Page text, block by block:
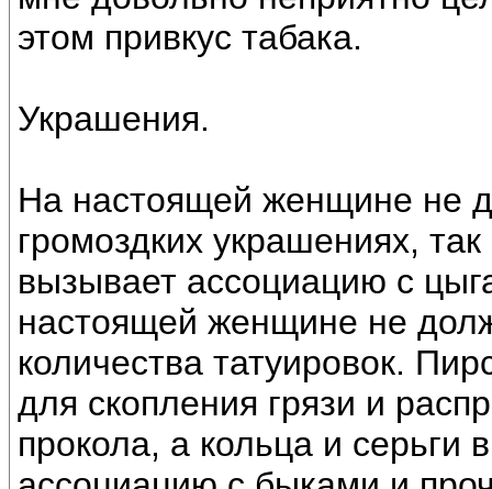
этом привкус табака.
Украшения.
На настоящей женщине не
громоздких украшениях,
вызывает ассоциацию с
настоящей женщине не
количества татуировок.
для скопления грязи и
прокола, а кольца и серьги